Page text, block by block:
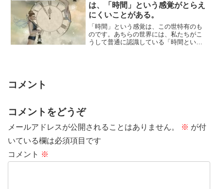
は、「時間」という感覚がとらえ
にくいことがある。
「時間」という感覚は、この世特有のも
のです。あちらの世界には、私たちがこ
うして普通に認識している「時間という
コメント
コメントをどうぞ
メールアドレスが公開されることはありません。 ※ が付
いている欄は必須項目です
コメント ※